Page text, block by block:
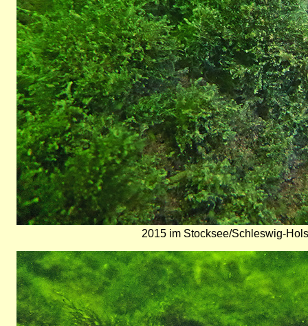
2015 im Stocksee/Schleswig-
Bild